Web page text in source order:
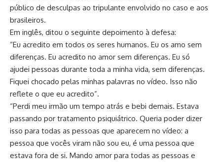
público de desculpas ao tripulante envolvido no caso e aos
brasileiros.
Em inglês, ditou o seguinte depoimento à defesa:
“Eu acredito em todos os seres humanos. Eu os amo sem
diferenças. Eu acredito no amor sem diferenças. Eu só
ajudei pessoas durante toda a minha vida, sem diferenças.
Fiquei chocado pelas minhas palavras no vídeo. Isso não
reflete o que eu acredito”.
“Perdi meu irmão um tempo atrás e bebi demais. Estava
passando por tratamento psiquiátrico. Queria poder dizer
isso para todas as pessoas que aparecem no vídeo: a
pessoa que vocês viram não sou eu, é uma pessoa que
estava fora de si. Mando amor para todas as pessoas e